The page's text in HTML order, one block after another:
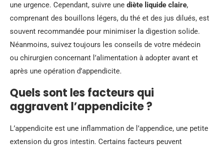
une urgence. Cependant, suivre une diète liquide claire,
comprenant des bouillons légers, du thé et des jus dilués, est
souvent recommandée pour minimiser la digestion solide.
Néanmoins, suivez toujours les conseils de votre médecin
ou chirurgien concernant l’alimentation à adopter avant et
après une opération d’appendicite.
Quels sont les facteurs qui
aggravent l’appendicite ?
L’appendicite est une inflammation de l’appendice, une petite
extension du gros intestin. Certains facteurs peuvent